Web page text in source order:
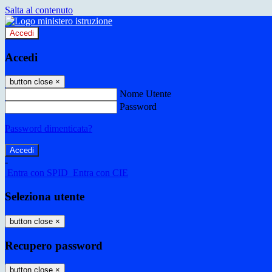
Salta al contenuto
Accedi
Accedi
button close ×
Nome Utente
Password
Password dimenticata?
-
Entra con SPID Entra con CIE
Seleziona utente
button close ×
Recupero password
button close ×